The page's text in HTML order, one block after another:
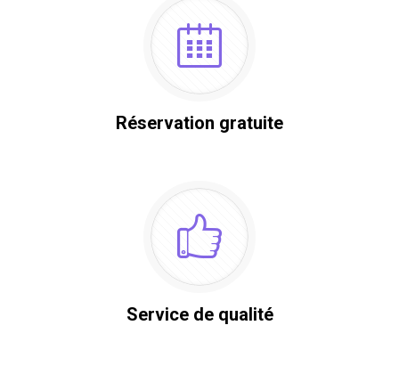
Réservation gratuite
Service de qualité